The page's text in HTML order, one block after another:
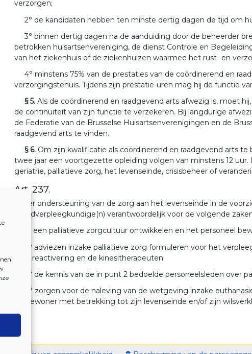
verzorgen;
2° de kandidaten hebben ten minste dertig dagen de tijd om
3° binnen dertig dagen na de aanduiding door de beheerder
betrokken huisartsenvereniging, de dienst Controle en
van het ziekenhuis of de ziekenhuizen waarmee het rust- en
4° minstens 75% van de prestaties van de coördinerend en
verzorgingstehuis. Tijdens zijn prestatie-uren mag hij de functie
§ 5. Als de coördinerend en raadgevend arts afwezig is, moet
de continuïteit van zijn functie te verzekeren. Bij langdurige
de Federatie van de Brusselse Huisartsenverenigingen en de
raadgevend arts te vinden.
§ 6. Om zijn kwalificatie als coördinerend en raadgevend arts
twee jaar een voortgezette opleiding volgen van minstens 12
geriatrie, palliatieve zorg, het levenseinde, crisisbeheer of
Art. 237.
Ter ondersteuning van de zorg aan het levenseinde in de
hoofdverpleegkundige(n) verantwoordelijk voor de volgende
1° een palliatieve zorgcultuur ontwikkelen en het personeel
2° adviezen inzake palliatieve zorg formuleren voor het
voor reactivering en de kinesitherapeuten;
3° de kennis van de in punt 2 bedoelde personeelsleden over
4° zorgen voor de naleving van de wetgeving inzake
de bewoner met betrekking tot zijn levenseinde en/of zijn